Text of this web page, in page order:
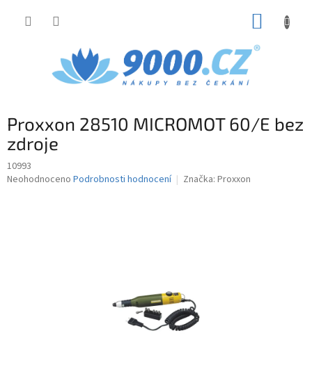
Proxxon 28510 MICROMOT 60/E bez
zdroje
10993
Průměrné
Neohodnoceno Podrobnosti hodnocení Značka: Proxxon